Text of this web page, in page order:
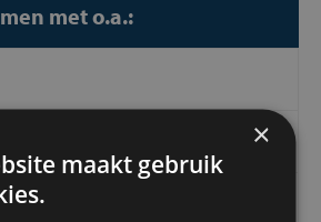
met o.a.:
×
maakt gebruik